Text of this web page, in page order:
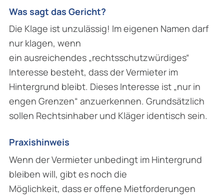
Was sagt das Gericht?
Die Klage ist unzulässig! Im eigenen Namen darf
nur klagen, wenn
ein ausreichendes „rechtsschutzwürdiges“
Interesse besteht, dass der Vermieter im
Hintergrund bleibt. Dieses Interesse ist „nur in
engen Grenzen“ anzuerkennen. Grundsätzlich
sollen Rechtsinhaber und Kläger identisch sein.
Praxishinweis
Wenn der Vermieter unbedingt im Hintergrund
bleiben will, gibt es noch die
Möglichkeit, dass er offene Mietforderungen